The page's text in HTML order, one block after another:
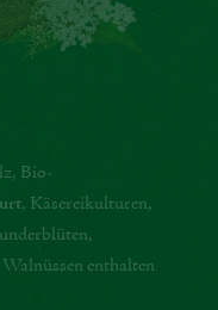
Bio-
, Käsereikulturen,
enthalten